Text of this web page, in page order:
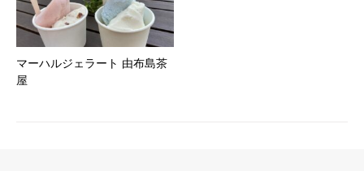
マーハルジェラート 由布島茶
屋